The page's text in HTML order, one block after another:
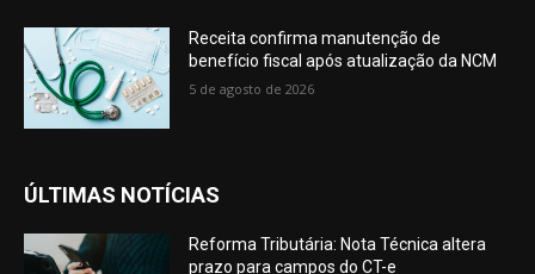
Receita confirma manutenção de
benefício fiscal após atualização da NCM
5 de agosto de 2026
ÚLTIMAS NOTÍCIAS
Reforma Tributária: Nota Técnica altera
prazo para campos do CT-e